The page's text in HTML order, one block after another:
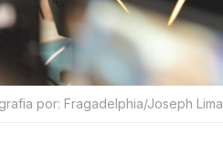
por: Fragadelphia/Joseph Lima